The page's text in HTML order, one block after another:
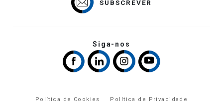
SUBSCREVER
Siga-nos
Política de Cookies Política de Privacidade